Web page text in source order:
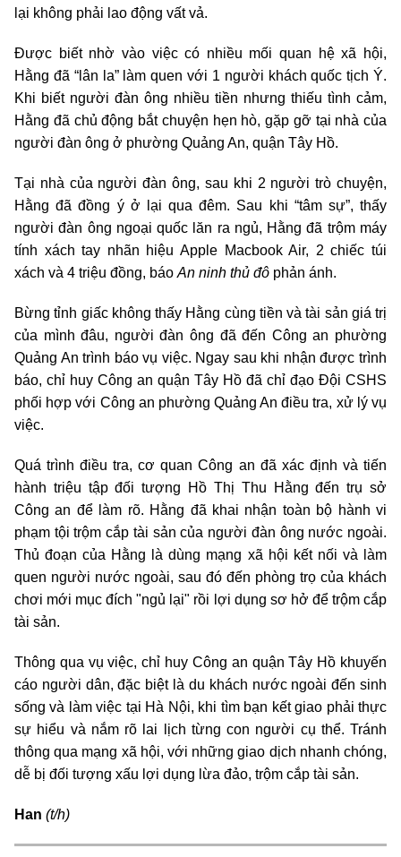
lại không phải lao động vất vả.
Được biết nhờ vào việc có nhiều mối quan hệ xã hội,
Hằng đã “lân la” làm quen với 1 người khách quốc tịch Ý.
Khi biết người đàn ông nhiều tiền nhưng thiếu tình cảm,
Hằng đã chủ động bắt chuyện hẹn hò, gặp gỡ tại nhà của
người đàn ông ở phường Quảng An, quận Tây Hồ.
Tại nhà của người đàn ông, sau khi 2 người trò chuyện,
Hằng đã đồng ý ở lại qua đêm. Sau khi “tâm sự”, thấy
người đàn ông ngoại quốc lăn ra ngủ, Hằng đã trộm máy
tính xách tay nhãn hiệu Apple Macbook Air, 2 chiếc túi
xách và 4 triệu đồng, báoAn ninh thủ đô phản ánh.
Bừng tỉnh giấc không thấy Hằng cùng tiền và tài sản giá trị
của mình đâu, người đàn ông đã đến Công an phường
Quảng An trình báo vụ việc. Ngay sau khi nhận được trình
báo, chỉ huy Công an quận Tây Hồ đã chỉ đạo Đội CSHS
phối hợp với Công an phường Quảng An điều tra, xử lý vụ
việc.
Quá trình điều tra, cơ quan Công an đã xác định và tiến
hành triệu tập đối tượng Hồ Thị Thu Hằng đến trụ sở
Công an để làm rõ. Hằng đã khai nhận toàn bộ hành vi
phạm tội trộm cắp tài sản của người đàn ông nước ngoài.
Thủ đoạn của Hằng là dùng mạng xã hội kết nối và làm
quen người nước ngoài, sau đó đến phòng trọ của khách
chơi mới mục đích "ngủ lại" rồi lợi dụng sơ hở để trộm cắp
tài sản.
Thông qua vụ việc, chỉ huy Công an quận Tây Hồ khuyến
cáo người dân, đặc biệt là du khách nước ngoài đến sinh
sống và làm việc tại Hà Nội, khi tìm bạn kết giao phải thực
sự hiểu và nắm rõ lai lịch từng con người cụ thể. Tránh
thông qua mạng xã hội, với những giao dịch nhanh chóng,
dễ bị đối tượng xấu lợi dụng lừa đảo, trộm cắp tài sản.
Han (t/h)